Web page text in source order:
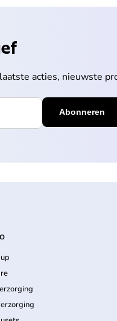
acties, nieuwste